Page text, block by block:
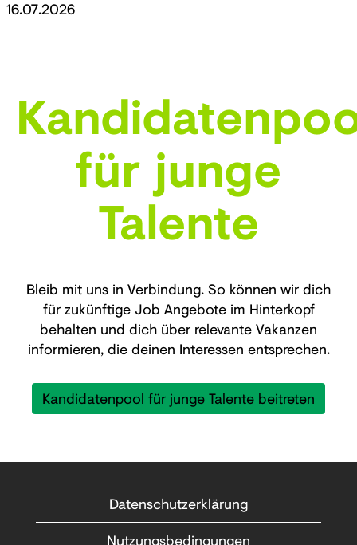
16.07.2026
für junge
Talente
Bleib mit uns in Verbindung. So können wir dich
für zukünftige Job Angebote im Hinterkopf
behalten und dich über relevante Vakanzen
informieren, die deinen Interessen entsprechen.
Kandidatenpool für junge Talente beitreten
Datenschutzerklärung
Nutzungsbedingungen